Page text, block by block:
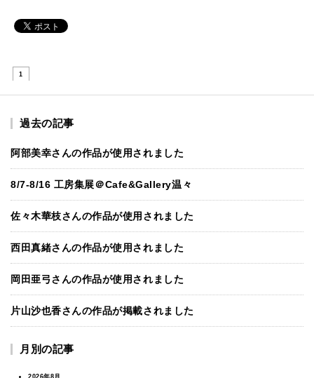
1
過去の記事
阿部美幸さんの作品が使用されました
8/7-8/16 工房集展＠Cafe&Gallery温々
佐々木華枝さんの作品が使用されました
西田真緒さんの作品が使用されました
岡田亜弓さんの作品が使用されました
片山沙也香さんの作品が掲載されました
月別の記事
2026年8月